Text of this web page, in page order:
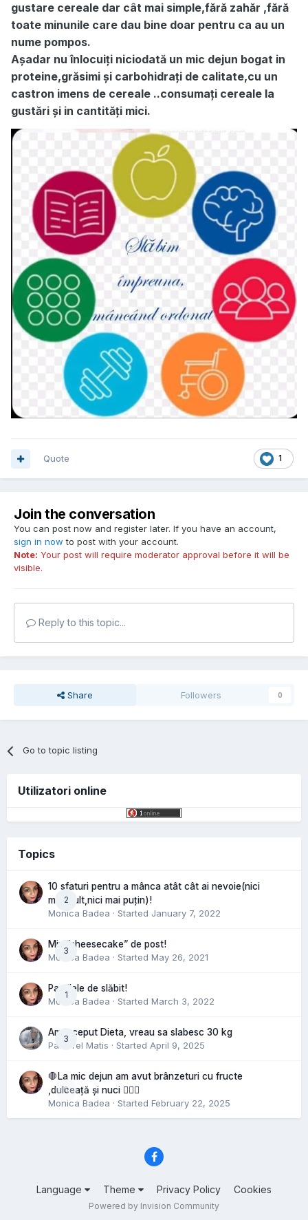
gustare cereale dar cât mai simple,fără zahăr ,fără
toate minunile care dau bine doar pentru ca au un
nume pompos.
Așadar nu înlocuiți niciodată un mic dejun bogat in
proteine,grăsimi și carbohidrați de calitate,cu un
castron imens de cereale ..consumați cereale la
gustări și in cantități mici.
1
Quote
Join the conversation
You can post now and register later. If you have an account,
sign in now to post with your account.
Note: Your post will require moderator approval before it will be
visible.
Reply to this topic...
Share Followers 0
Go to topic listing
Utilizatori online
Topics
2
10 sfaturi pentru a mânca atât cât ai nevoie(nici
mai mult,nici mai puțin)!
Monica Badea · Started January 7, 2022
3
Mini”cheesecake” de post!
Monica Badea · Started May 26, 2021
1
Pastilele de slăbit!
Monica Badea · Started March 3, 2022
3
Am inceput Dieta, vreau sa slabesc 30 kg
Pastorel Matis · Started April 9, 2025
0
🛑La mic dejun am avut brânzeturi cu fructe
,dulceață și nuci 🤷🏻‍♀️
Monica Badea · Started February 22, 2025
Language Theme Privacy Policy Cookies
Powered by Invision Community